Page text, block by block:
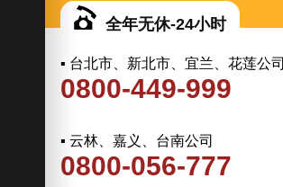
全年无休-24小时
▪ 台北市、新北市、宜兰、花莲公司
0800-449-999
▪ 云林、嘉义、台南公司
0800-056-777